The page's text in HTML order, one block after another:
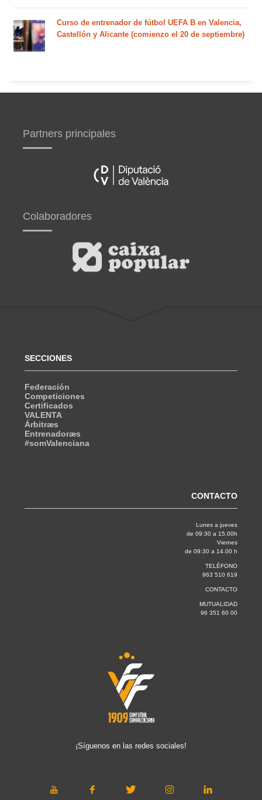
Curso de entrenador de fútbol UEFA B en Valencia,
Castellón y Alicante (comienzo el 20 de septiembre)
Partners principales
Colaboradores
SECCIONES
Federación
Competiciones
Certificados
VALENTA
Árbitræs
Entrenadoræs
#somValenciana
CONTACTO
Lunes a jueves
de 09:30 a 15.00h
Viernes
de 09:30 a 14.00 h
TELÉFONO
963 510 619
CONTACTO
MUTUALIDAD
96 351 60 00
¡Síguenos en las redes sociales!